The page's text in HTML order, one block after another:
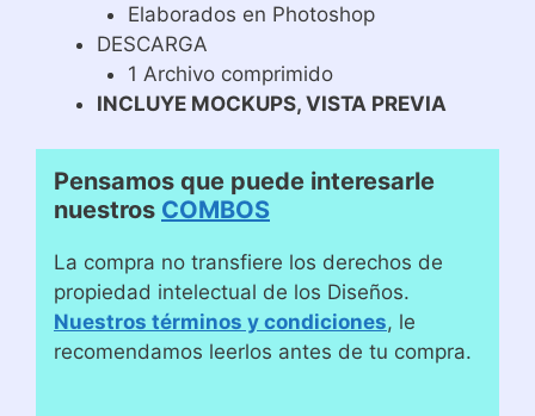
Elaborados en Photoshop
DESCARGA
1 Archivo comprimido
INCLUYE MOCKUPS, VISTA PREVIA
Pensamos que puede interesarle
nuestros COMBOS
La compra no transfiere los derechos de
propiedad intelectual de los Diseños.
Nuestros términos y condiciones, le
recomendamos leerlos antes de tu compra.